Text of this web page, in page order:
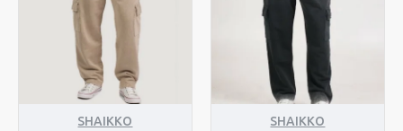
SHAIKKO SHAIKKO